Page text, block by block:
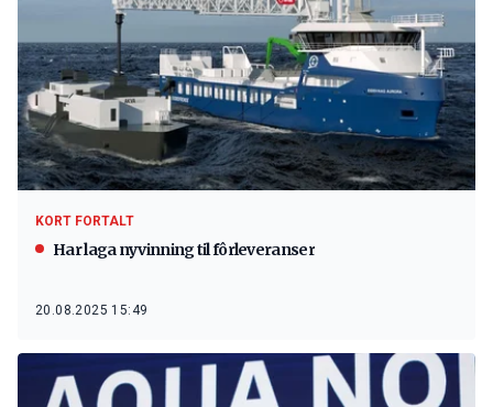
KORT FORTALT
Har laga nyvinning til fôrleveranser
20.08.2025 15:49